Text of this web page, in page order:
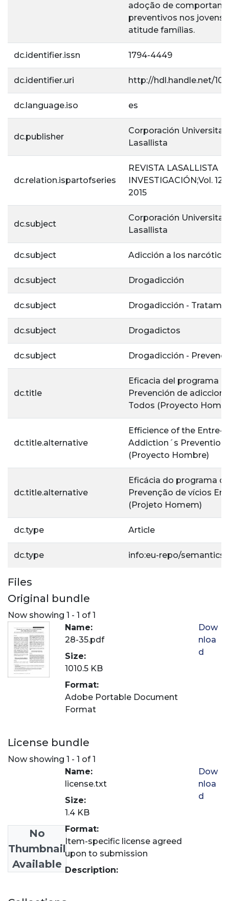
adoção de
preventivos nos jovens
atitude famílias.
dc.identifier.issn 1794-4449
dc.identifier.uri http://hdl.handle.net/
dc.language.iso es
dc.publisher
Corporación
Lasallista
dc.relation.ispartofseries
REVISTA LASALLISTA
INVESTIGACIÓN;Vol. 12
2015
dc.subject
Corporación
Lasallista
dc.subject Adicción a los
dc.subject Drogadicción
dc.subject Drogadicción -
dc.subject Drogadictos
dc.subject Drogadicción -
dc.title
Eficacia del programa
Prevención de
Todos (Proyecto
dc.title.alternative
Efficience of the Entre-
Addiction´s Prevention
(Proyecto Hombre)
dc.title.alternative
Eficácia do programa
Prevenção de vícios
(Projeto Homem)
dc.type Article
dc.type info:eu-repo/
Files
Original bundle
Now showing 1 - 1 of 1
Name:
28-35.pdf
Size:
1010.5 KB
Format:
Adobe Portable Document
Format
Dow
nloa
d
License bundle
Now showing 1 - 1 of 1
No
Thumbnail
Available
Name:
license.txt
Size:
1.4 KB
Format:
Item-specific license agreed
upon to submission
Description:
Dow
nloa
d